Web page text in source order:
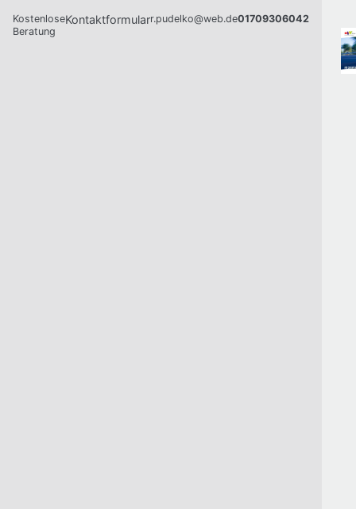
Kostenlose
Beratung
Kontaktformularr.pudelko@web.de01709306042